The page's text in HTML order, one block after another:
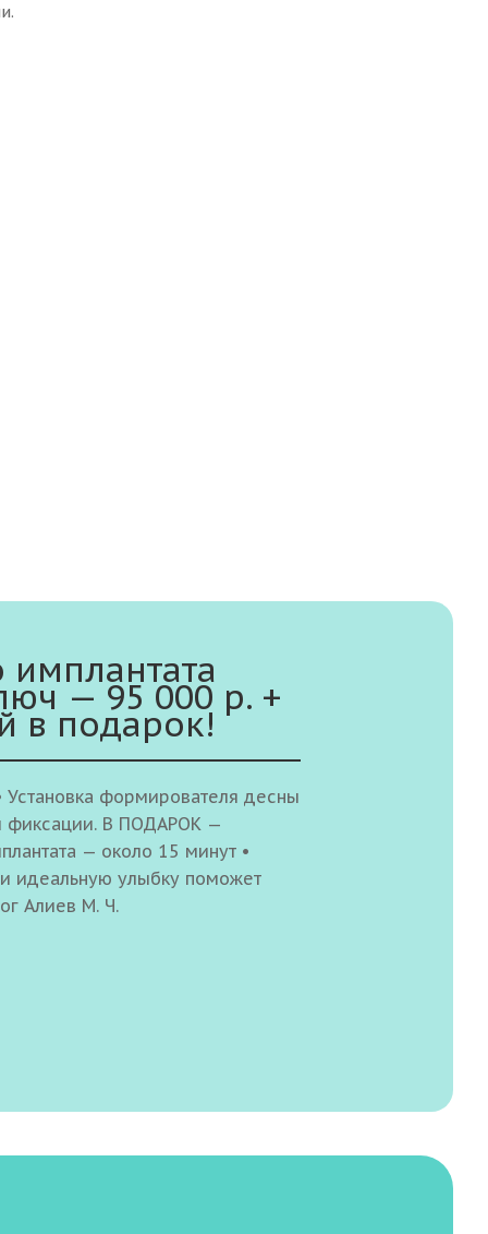
имплантата
— 95 000 р. +
в подарок!
Установка формирователя десны
фиксации. В ПОДАРОК —
— около 15 минут •
идеальную улыбку поможет
Алиев М. Ч.